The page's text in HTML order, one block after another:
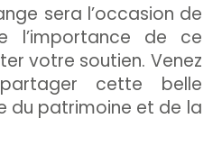
sera l’occasion de
l’importance de ce
votre soutien. Venez
cette belle
du patrimoine et de la